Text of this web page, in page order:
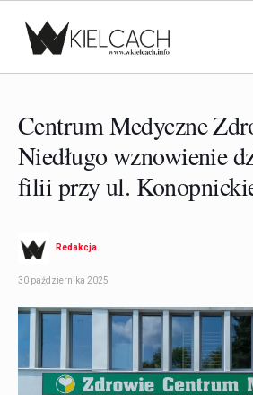
Centrum Medyczne
Niedługo wznowienie
filii przy ul.
Redakcja
30 października 2025